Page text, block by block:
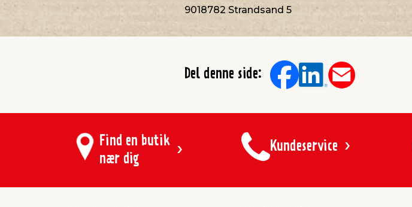
9018782 Strandsand 5
Del denne side:
Find en butik
nær dig
Kundeservice